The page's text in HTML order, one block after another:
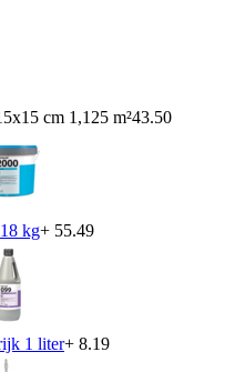
cm 1,125 m²43.50
kg+ 55.49
1 liter+ 8.19